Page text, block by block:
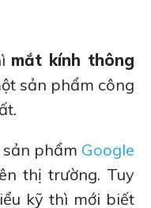
mắt kính thông
sản phẩm công
phẩm Google
thị trường. Tuy
kỹ thì mới biết